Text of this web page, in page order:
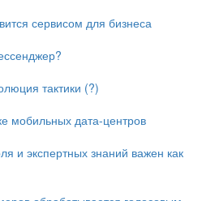
сервисом для бизнеса
тактики (?)
мобильных дата-центров
и экспертных знаний важен как